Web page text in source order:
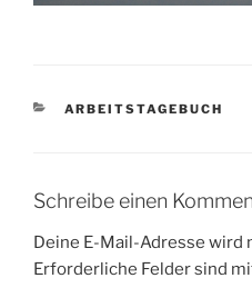
KATEGORIEN
ARBEITSTAGEBUCH
Schreibe einen
Deine E-Mail-Adresse
Erforderliche Felder sind